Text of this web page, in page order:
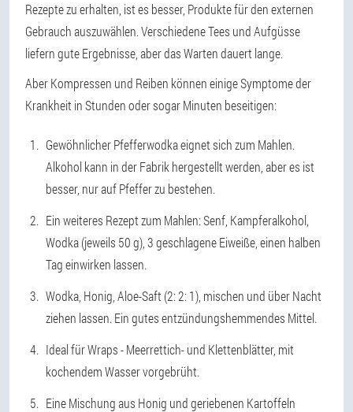
Rezepte zu erhalten, ist es besser, Produkte für den externen
Gebrauch auszuwählen. Verschiedene Tees und Aufgüsse
liefern gute Ergebnisse, aber das Warten dauert lange.
Aber Kompressen und Reiben können einige Symptome der
Krankheit in Stunden oder sogar Minuten beseitigen:
Gewöhnlicher Pfefferwodka eignet sich zum Mahlen.
Alkohol kann in der Fabrik hergestellt werden, aber es ist
besser, nur auf Pfeffer zu bestehen.
Ein weiteres Rezept zum Mahlen: Senf, Kampferalkohol,
Wodka (jeweils 50 g), 3 geschlagene Eiweiße, einen halben
Tag einwirken lassen.
Wodka, Honig, Aloe-Saft (2: 2: 1), mischen und über Nacht
ziehen lassen. Ein gutes entzündungshemmendes Mittel.
Ideal für Wraps - Meerrettich- und Klettenblätter, mit
kochendem Wasser vorgebrüht.
Eine Mischung aus Honig und geriebenen Kartoffeln